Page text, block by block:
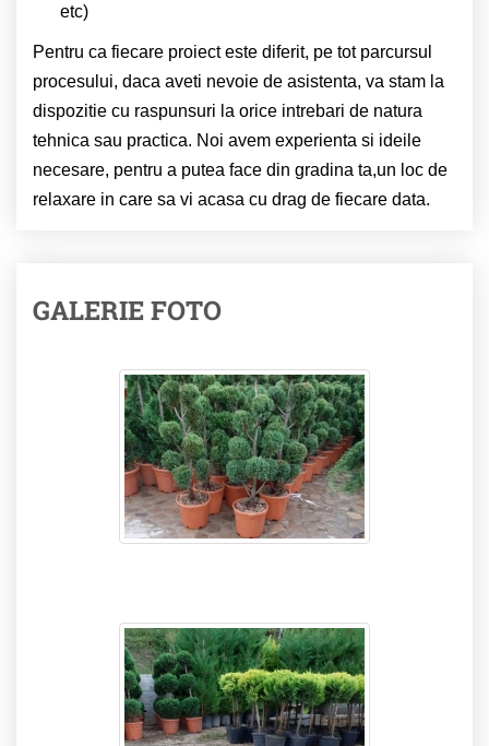
etc)
Pentru ca fiecare proiect este diferit, pe tot parcursul
procesului, daca aveti nevoie de asistenta, va stam la
dispozitie cu raspunsuri la orice intrebari de natura
tehnica sau practica. Noi avem experienta si ideile
necesare, pentru a putea face din gradina ta,un loc de
relaxare in care sa vi acasa cu drag de fiecare data.
GALERIE FOTO